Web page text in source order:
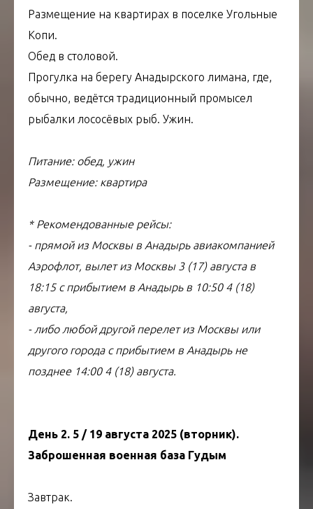
Размещение на квартирах в поселке Угольные
Копи.
Обед в столовой.
Прогулка на берегу Анадырского лимана, где,
обычно, ведётся традиционный промысел
рыбалки лососёвых рыб. Ужин.
Питание: обед, ужин
Размещение: квартира
* Рекомендованные рейсы:
- прямой из Москвы в Анадырь авиакомпанией
Аэрофлот, вылет из Москвы 3 (17) августа в
18:15 с прибытием в Анадырь в 10:50 4 (18)
августа,
- либо любой другой перелет из Москвы или
другого города с прибытием в Анадырь не
позднее 14:00 4 (18) августа.
День 2. 5 / 19 августа 2025 (вторник).
Заброшенная военная база Гудым
Завтрак.